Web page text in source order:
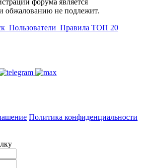
обжалованию не подлежит.
Пользователи Правила ТОП 20
Политика конфиденциальности